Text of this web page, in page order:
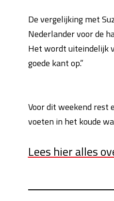
De vergelijking met
Nederlander voor de
Het wordt uiteindelijk
goede kant op.”
Voor dit weekend rest
voeten in het koude
Lees hier alles